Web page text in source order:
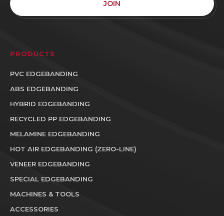
JOIN
PRODUCTS
PVC EDGEBANDING
ABS EDGEBANDING
HYBRID EDGEBANDING
RECYCLED PP EDGEBANDING
MELAMINE EDGEBANDING
HOT AIR EDGEBANDING (ZERO-LINE)
VENEER EDGEBANDING
SPECIAL EDGEBANDING
MACHINES & TOOLS
ACCESSORIES